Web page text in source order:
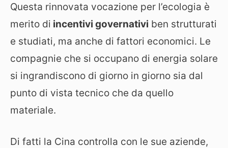
Questa rinnovata vocazione per l’ecologia è
merito di incentivi governativi ben strutturati
e studiati, ma anche di fattori economici. Le
compagnie che si occupano di energia solare
si ingrandiscono di giorno in giorno sia dal
punto di vista tecnico che da quello
materiale.
Di fatti la Cina controlla con le sue aziende,